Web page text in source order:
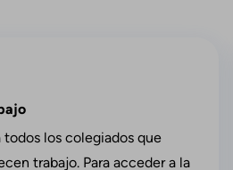
todos los colegiados que
trabajo. Para acceder a la